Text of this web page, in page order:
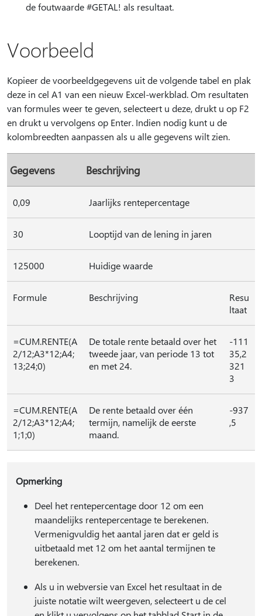
de foutwaarde #GETAL! als resultaat.
Voorbeeld
Kopieer de voorbeeldgegevens uit de volgende tabel en plak
deze in cel A1 van een nieuw Excel-werkblad. Om resultaten
van formules weer te geven, selecteert u deze, drukt u op F2
en drukt u vervolgens op Enter. Indien nodig kunt u de
kolombreedten aanpassen als u alle gegevens wilt zien.
Gegevens Beschrijving
0,09 Jaarlijks rentepercentage
30 Looptijd van de lening in jaren
125000 Huidige waarde
Formule Beschrijving
Resu
ltaat
=CUM.RENTE(A
2/12;A3*12;A4;
13;24;0)
De totale rente betaald over het
tweede jaar, van periode 13 tot
en met 24.
-111
35,2
321
3
=CUM.RENTE(A
2/12;A3*12;A4;
1;1;0)
De rente betaald over één
termijn, namelijk de eerste
maand.
-937
,5
Opmerking
Deel het rentepercentage door 12 om een
maandelijks rentepercentage te berekenen.
Vermenigvuldig het aantal jaren dat er geld is
uitbetaald met 12 om het aantal termijnen te
berekenen.
Als u in webversie van Excel het resultaat in de
juiste notatie wilt weergeven, selecteert u de cel